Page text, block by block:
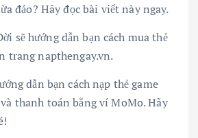
đảo? Hãy đọc bài viết này ngay.
sẽ hướng dẫn bạn cách mua thẻ
trang napthengay.vn.
dẫn bạn cách nạp thẻ game
thanh toán bằng ví MoMo. Hãy